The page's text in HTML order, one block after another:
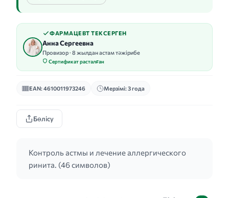
ФАРМАЦЕВТ ТЕКСЕРГЕН
Анна Сергеевна
Провизор · 8 жылдан астам тәжірибе
Сертификат расталған
EAN: 4610011973246 Мерзімі: 3 года
Бөлісу
Контроль астмы и лечение аллергического
ринита. (46 символов)